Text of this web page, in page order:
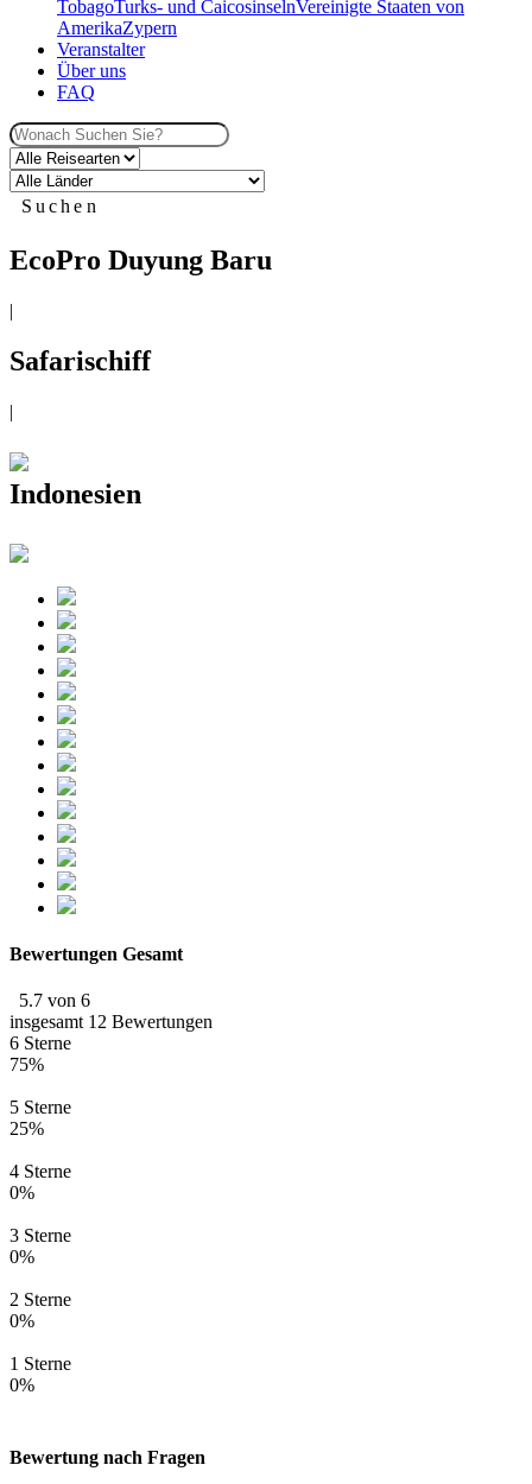
TobagoTurks- und CaicosinselnVereinigte Staaten von
AmerikaZypern
Veranstalter
Über uns
FAQ
Suchen
EcoPro Duyung Baru
|
Safarischiff
|
Indonesien
Bewertungen Gesamt
5.7 von 6
insgesamt 12 Bewertungen
6 Sterne
75%
5 Sterne
25%
4 Sterne
0%
3 Sterne
0%
2 Sterne
0%
1 Sterne
0%
Bewertung nach Fragen